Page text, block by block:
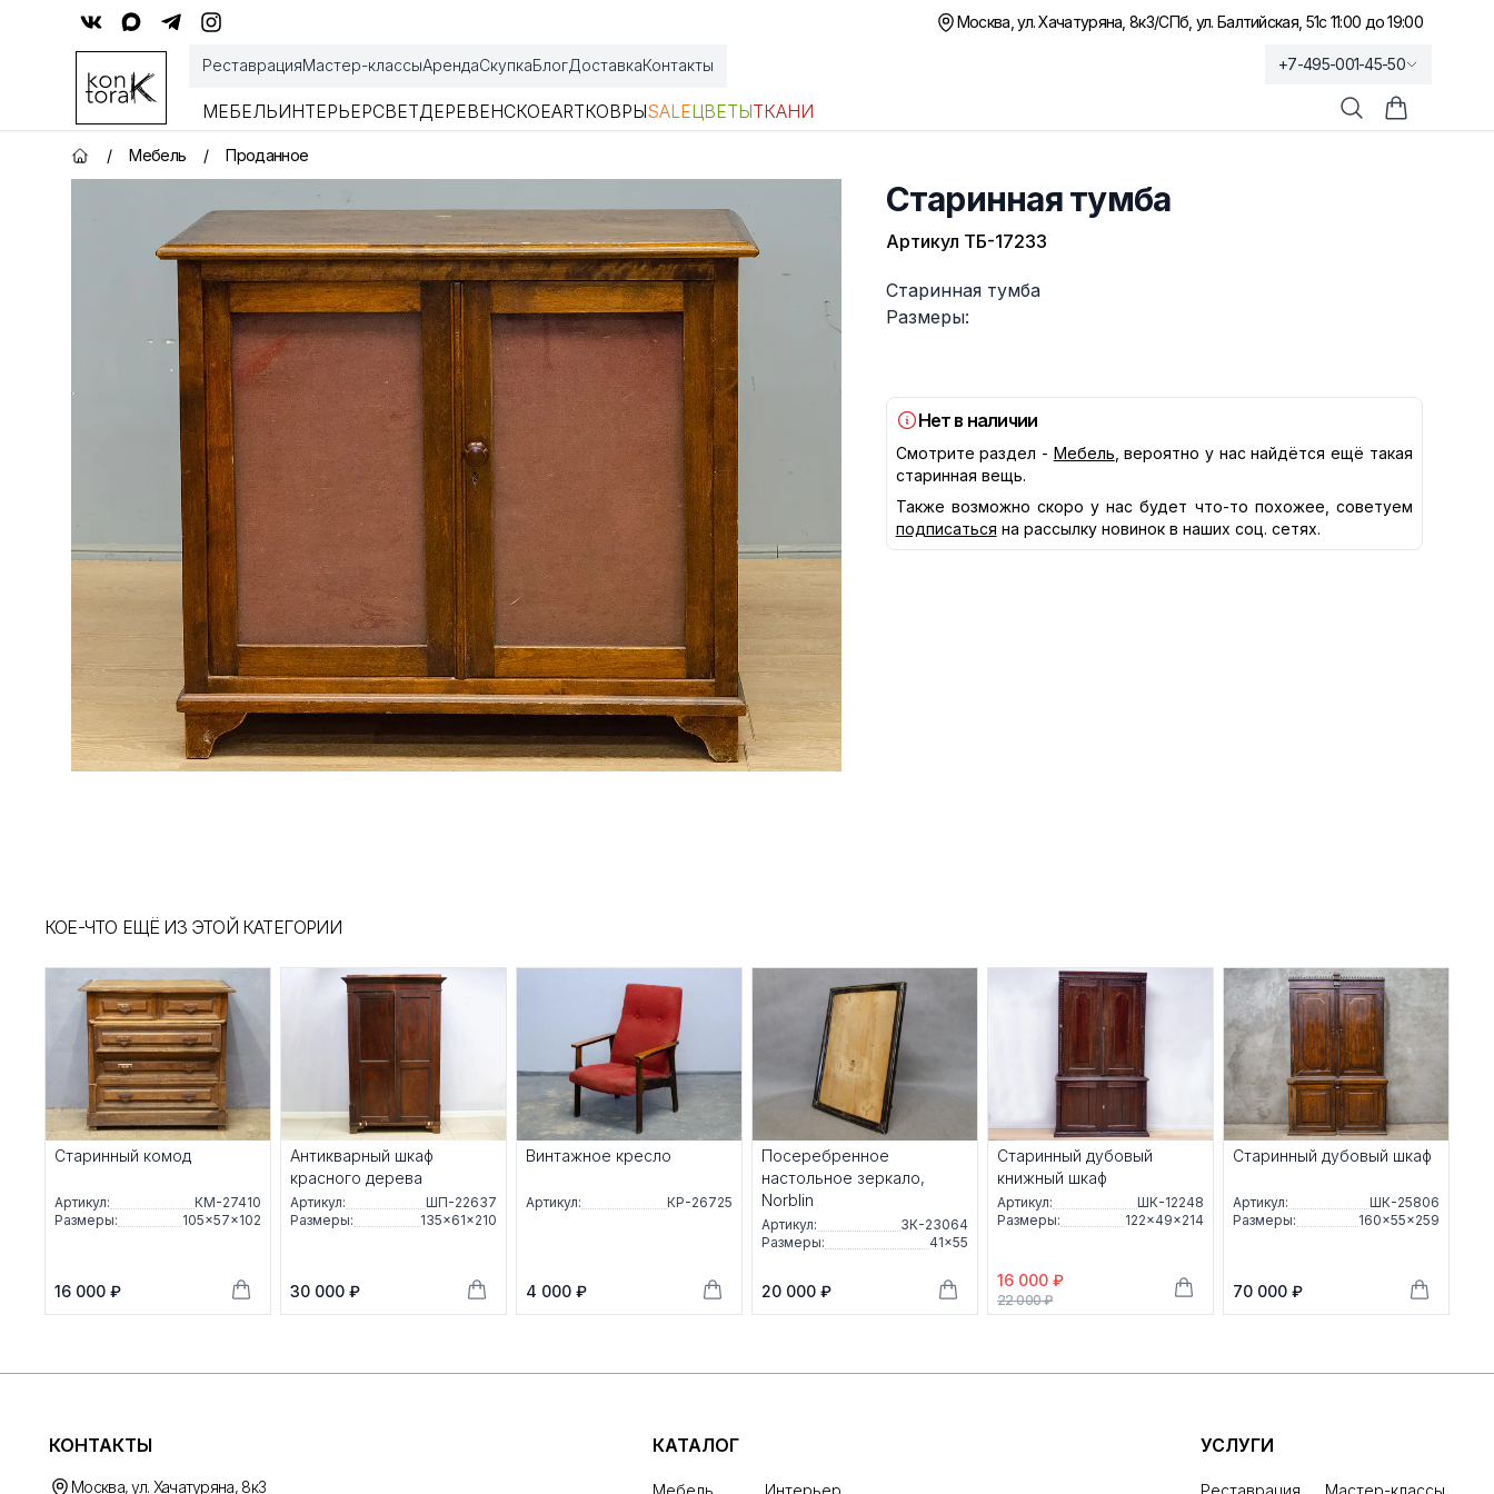
Москва, ул. Хачатуряна, 8к3/СПб, ул. Балтийская, 51с 11:00 до 19:00
РеставрацияМастер-классыАрендаСкупкаБлогДоставкаКонтакты
МЕБЕЛЬИНТЕРЬЕРСВЕТДЕРЕВЕНСКОЕARTКОВРЫSALEЦВЕТЫТКАНИ
+7-495-001-45-50
ПоискКорзина
Главная страница
/ Мебель / Проданное
Старинная тумба
Артикул ТБ-17233
Описание
Старинная тумба
Размеры:
Нет в наличии
Смотрите раздел - Мебель , вероятно у нас найдётся ещё такая
старинная вещь.
Также возможно скоро у нас будет что-то похожее, советуем
подписаться на рассылку новинок в наших соц. сетях.
КОЕ-ЧТО ЕЩЁ ИЗ ЭТОЙ КАТЕГОРИИ
Старинный комод
Артикул:
КМ-27410
Размеры:
105×57×102
16 000 ₽
Антикварный шкаф
красного дерева
Артикул:
ШП-22637
Размеры:
135×61×210
30 000 ₽
Винтажное кресло
Артикул: КР-26725
4 000 ₽
Посеребренное
настольное зеркало,
Norblin
Артикул:
ЗК-23064
Размеры:
41×55
20 000 ₽
Старинный дубовый
книжный шкаф
Артикул:
ШК-12248
Размеры:
122×49×214
16 000 ₽
22 000 ₽
Старинный дубовый шкаф
Артикул:
ШК-25806
Размеры:
160×55×259
70 000 ₽
КОНТАКТЫ
Москва, ул. Хачатуряна, 8к3
КАТАЛОГ УСЛУГИ